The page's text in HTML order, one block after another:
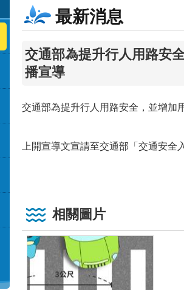
最新消息
交通部為提升行人用路安
播宣導
交通部為提升行人用路安全，並增加
上開宣導文宣請至交通部「交通安全
相關圖片